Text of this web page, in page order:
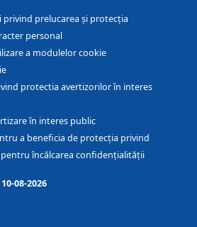
privind prelucarea și protecția
personal
a modulelor cookie
protectia avertizorilor în interes
în interes public
a beneficia de protecția privind
încălcarea confidențialității
10-08-2026